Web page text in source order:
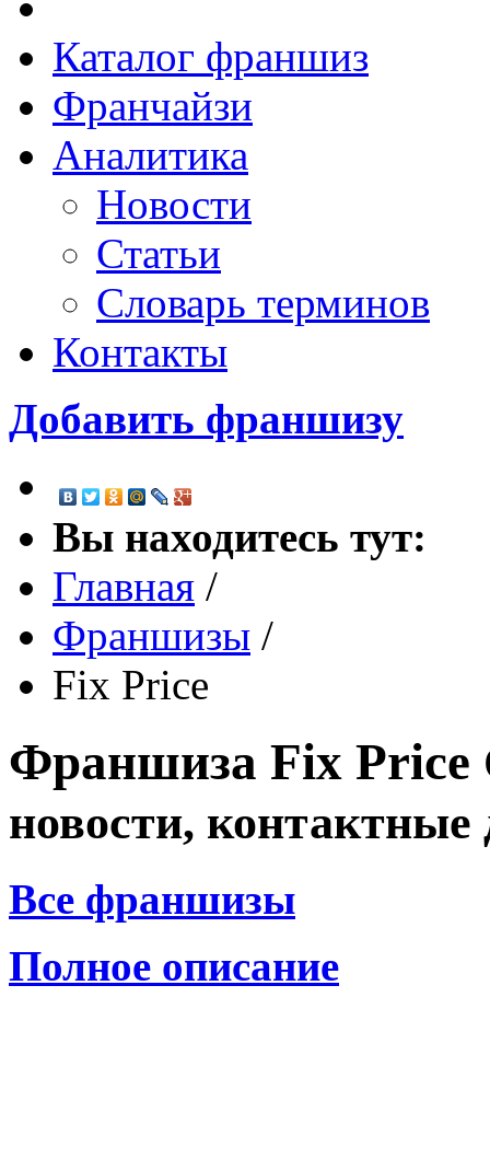
Каталог франшиз
Франчайзи
Аналитика
Новости
Статьи
Словарь терминов
Контакты
Добавить франшизу
Вы находитесь тут:
Главная /
Франшизы /
Fix Price
Франшиза Fix Price
новости,
Все франшизы
Полное описание